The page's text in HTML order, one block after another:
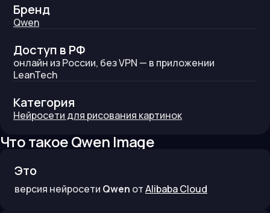
Бренд
Qwen
Доступ в РФ
онлайн из России, без VPN — в приложении
LeanTech
Категория
Нейросети для рисования картинок
Что такоеQwen Image
Это
версия нейросети Qwen отAlibaba Cloud